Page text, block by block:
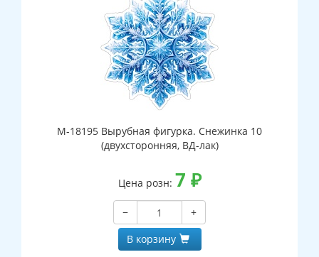
М-18195 Вырубная фигурка. Снежинка 10
(двухсторонняя, ВД-лак)
Цена розн: 7 ₽
−
+
В корзину